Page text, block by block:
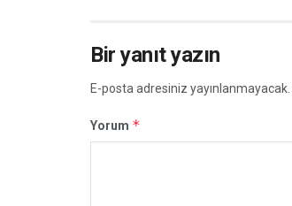
Bir yanıt yazın
E-posta adresiniz yayınlanmayacak.
Yorum *